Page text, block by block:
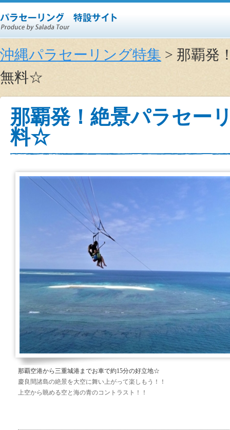
沖縄パラセーリング特集 > 那覇発
無料☆
那覇発！絶景パラセ
料☆
那覇空港から三重城港までお車で約15分の好立地☆
慶良間諸島の絶景を大空に舞い上がって楽しもう！！
上空から眺める空と海の青のコントラスト！！